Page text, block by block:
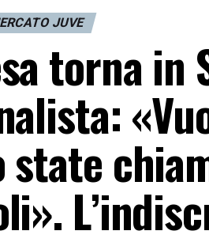
JUVE
torna in
state